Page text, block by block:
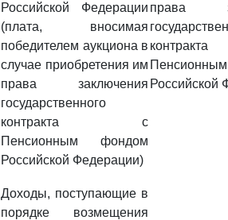
Российской Федерации
(плата, вносимая
победителем аукциона в
случае приобретения им
права заключения
государственного
контракта с
Пенсионным фондом
Российской Федерации)
права
Российской
Доходы, поступающие в
порядке возмещения